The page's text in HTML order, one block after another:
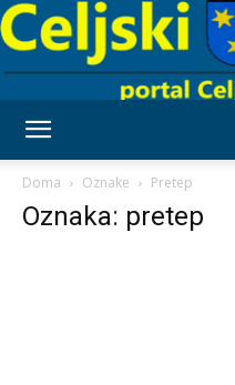
Doma Oznake Pretep
Oznaka: pretep